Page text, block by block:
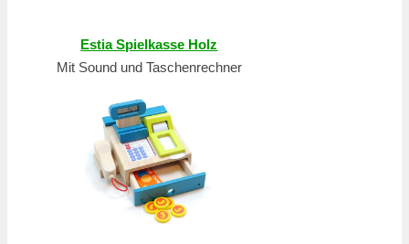
Estia Spielkasse Holz
Mit Sound und Taschenrechner